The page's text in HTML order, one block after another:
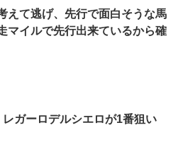
えて逃げ、先行で面白そうな馬
マイルで先行出来ているから確
ガーロデルシエロが1番狙い